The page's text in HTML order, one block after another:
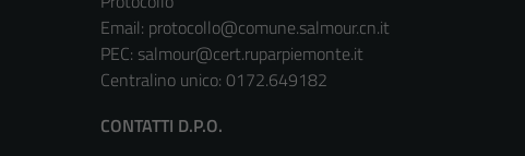
Email: protocollo@comune.salmour.cn.it
PEC: salmour@cert.ruparpiemonte.it
Centralino unico: 0172.649182
CONTATTI D.P.O.